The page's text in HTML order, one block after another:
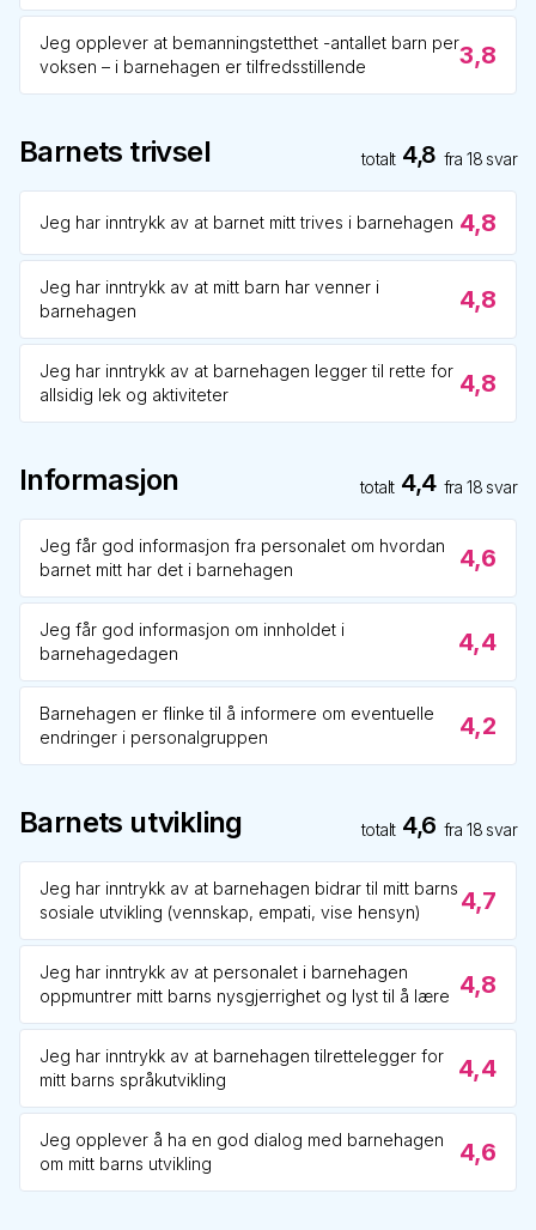
Jeg opplever at bemanningstetthet -antallet barn per
voksen – i barnehagen er tilfredsstillende
3,8
Barnets trivsel totalt 4,8 fra18 svar
Jeg har inntrykk av at barnet mitt trives i barnehagen 4,8
Jeg har inntrykk av at mitt barn har venner i
barnehagen
4,8
Jeg har inntrykk av at barnehagen legger til rette for
allsidig lek og aktiviteter
4,8
Informasjon totalt 4,4 fra18 svar
Jeg får god informasjon fra personalet om hvordan
barnet mitt har det i barnehagen
4,6
Jeg får god informasjon om innholdet i
barnehagedagen
4,4
Barnehagen er flinke til å informere om eventuelle
endringer i personalgruppen
4,2
Barnets utvikling totalt 4,6 fra18 svar
Jeg har inntrykk av at barnehagen bidrar til mitt barns
sosiale utvikling (vennskap, empati, vise hensyn)
4,7
Jeg har inntrykk av at personalet i barnehagen
oppmuntrer mitt barns nysgjerrighet og lyst til å lære 4,8
Jeg har inntrykk av at barnehagen tilrettelegger for
mitt barns språkutvikling
4,4
Jeg opplever å ha en god dialog med barnehagen
om mitt barns utvikling
4,6